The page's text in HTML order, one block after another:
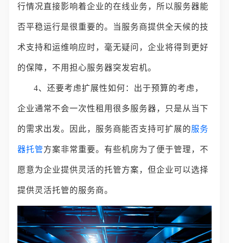
行情况直接影响着企业的在线业务，所以服务器能
否平稳运行是很重要的。当服务商提供全天候的技
术支持和运维响应时，毫无疑问，企业将得到更好
的保障，不用担心服务器突发宕机。
4、还要考虑扩展性如何：出于预算的考虑，
企业通常不会一次性租用很多服务器，只是从当下
的需求出发。因此，服务商能否支持可扩展的服务
器托管方案非常重要。有些机房为了便于管理，不
愿意为企业提供灵活的托管方案，但企业可以选择
提供灵活托管的服务商。